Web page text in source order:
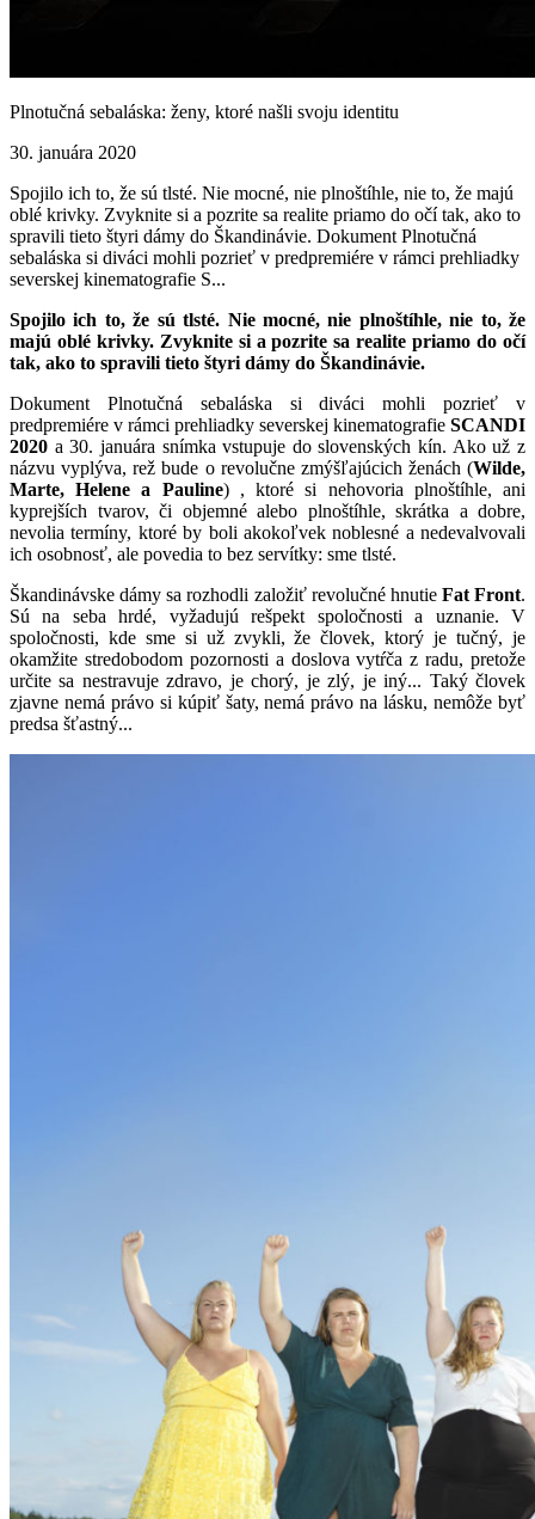
Plnotučná sebaláska: ženy, ktoré našli svoju identitu
30. januára 2020
Spojilo ich to, že sú tlsté. Nie mocné, nie plnoštíhle, nie to, že majú
oblé krivky. Zvyknite si a pozrite sa realite priamo do očí tak, ako to
spravili tieto štyri dámy do Škandinávie. Dokument Plnotučná
sebaláska si diváci mohli pozrieť v predpremiére v rámci prehliadky
severskej kinematografie S...
Spojilo ich to, že sú tlsté. Nie mocné, nie plnoštíhle, nie to, že
majú oblé krivky. Zvyknite si a pozrite sa realite priamo do očí
tak, ako to spravili tieto štyri dámy do Škandinávie.
Dokument Plnotučná sebaláska si diváci mohli pozrieť v
predpremiére v rámci prehliadky severskej kinematografie SCANDI
2020 a 30. januára snímka vstupuje do slovenských kín. Ako už z
názvu vyplýva, rež bude o revolučne zmýšľajúcich ženách (Wilde,
Marte, Helene a Pauline) , ktoré si nehovoria plnoštíhle, ani
kyprejších tvarov, či objemné alebo plnoštíhle, skrátka a dobre,
nevolia termíny, ktoré by boli akokoľvek noblesné a nedevalvovali
ich osobnosť, ale povedia to bez servítky: sme tlsté.
Škandinávske dámy sa rozhodli založiť revolučné hnutie Fat Front.
Sú na seba hrdé, vyžadujú rešpekt spoločnosti a uznanie. V
spoločnosti, kde sme si už zvykli, že človek, ktorý je tučný, je
okamžite stredobodom pozornosti a doslova vytŕča z radu, pretože
určite sa nestravuje zdravo, je chorý, je zlý, je iný... Taký človek
zjavne nemá právo si kúpiť šaty, nemá právo na lásku, nemôže byť
predsa šťastný...